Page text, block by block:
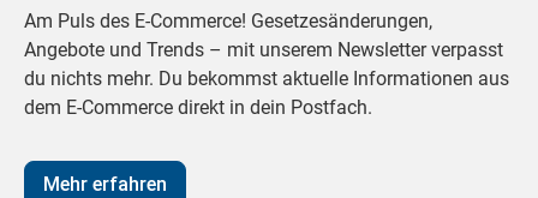
Am Puls des E-Commerce! Gesetzesänderungen,
Angebote und Trends – mit unserem Newsletter verpasst
du nichts mehr. Du bekommst aktuelle Informationen aus
dem E-Commerce direkt in dein Postfach.
Mehr erfahren